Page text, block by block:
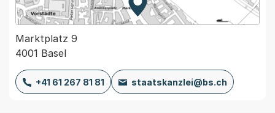
Zur Karte von MapBS.
Externer Link, wird in einem
Marktplatz 9
4001 Basel
+41 61 267 81 81 staatskanzlei@bs.ch